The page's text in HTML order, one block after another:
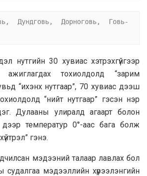
Дундговь, Дорноговь, Говь-
нутгийн 30 хувиас хэтрэхгүйгээр
ажиглагдах тохиолдолд “зарим
“ихэнх нутгаар”, 70 хувиас дээш
“нийт нутгаар” гэсэн нэр
Дулааны улиралд агаарт болон
дээр температур 0°-аас бага болж
гэнэ.
мэдээний талаар лавлах бол
судалгаа мэдээллийн хүрээлэнгийн